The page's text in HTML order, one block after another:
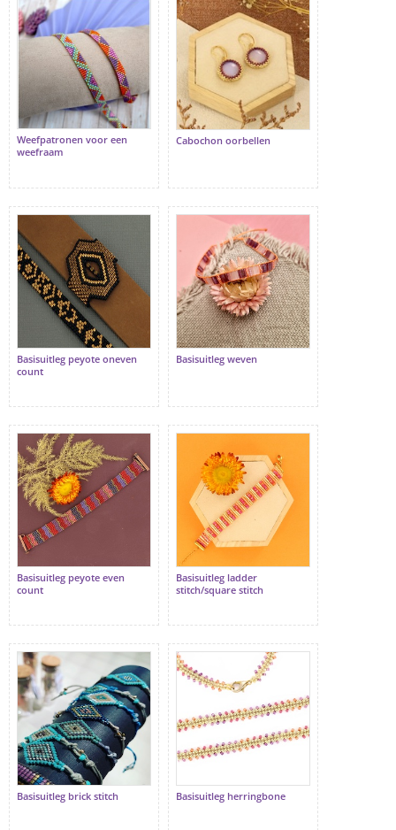
Weefpatronen voor een
weefraam
Cabochon oorbellen
Basisuitleg peyote oneven
count
Basisuitleg weven
Basisuitleg peyote even
count
Basisuitleg ladder
stitch/square stitch
Basisuitleg brick stitch Basisuitleg herringbone